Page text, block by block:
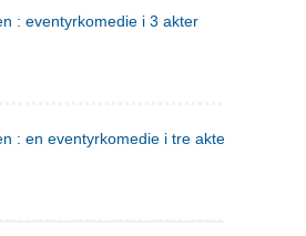
: eventyrkomedie i 3 akter
: en eventyrkomedie i tre akter